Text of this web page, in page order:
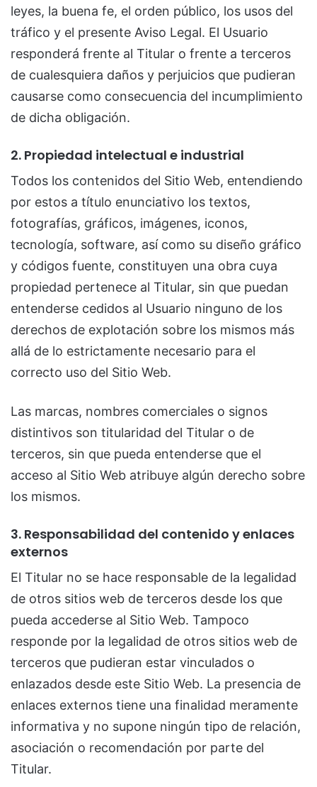
leyes, la buena fe, el orden público, los usos del
tráfico y el presente Aviso Legal. El Usuario
responderá frente al Titular o frente a terceros
de cualesquiera daños y perjuicios que pudieran
causarse como consecuencia del incumplimiento
de dicha obligación.
2. Propiedad intelectual e industrial
Todos los contenidos del Sitio Web, entendiendo
por estos a título enunciativo los textos,
fotografías, gráficos, imágenes, iconos,
tecnología, software, así como su diseño gráfico
y códigos fuente, constituyen una obra cuya
propiedad pertenece al Titular, sin que puedan
entenderse cedidos al Usuario ninguno de los
derechos de explotación sobre los mismos más
allá de lo estrictamente necesario para el
correcto uso del Sitio Web.
Las marcas, nombres comerciales o signos
distintivos son titularidad del Titular o de
terceros, sin que pueda entenderse que el
acceso al Sitio Web atribuye algún derecho sobre
los mismos.
3. Responsabilidad del contenido y enlaces
externos
El Titular no se hace responsable de la legalidad
de otros sitios web de terceros desde los que
pueda accederse al Sitio Web. Tampoco
responde por la legalidad de otros sitios web de
terceros que pudieran estar vinculados o
enlazados desde este Sitio Web. La presencia de
enlaces externos tiene una finalidad meramente
informativa y no supone ningún tipo de relación,
asociación o recomendación por parte del
Titular.